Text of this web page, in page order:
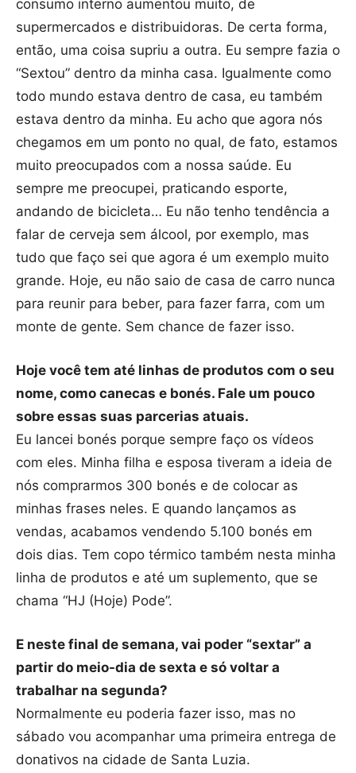
consumo interno aumentou muito, de
supermercados e distribuidoras. De certa forma,
então, uma coisa supriu a outra. Eu sempre fazia o
“Sextou” dentro da minha casa. Igualmente como
todo mundo estava dentro de casa, eu também
estava dentro da minha. Eu acho que agora nós
chegamos em um ponto no qual, de fato, estamos
muito preocupados com a nossa saúde. Eu
sempre me preocupei, praticando esporte,
andando de bicicleta… Eu não tenho tendência a
falar de cerveja sem álcool, por exemplo, mas
tudo que faço sei que agora é um exemplo muito
grande. Hoje, eu não saio de casa de carro nunca
para reunir para beber, para fazer farra, com um
monte de gente. Sem chance de fazer isso.
Hoje você tem até linhas de produtos com o seu
nome, como canecas e bonés. Fale um pouco
sobre essas suas parcerias atuais.
Eu lancei bonés porque sempre faço os vídeos
com eles. Minha filha e esposa tiveram a ideia de
nós comprarmos 300 bonés e de colocar as
minhas frases neles. E quando lançamos as
vendas, acabamos vendendo 5.100 bonés em
dois dias. Tem copo térmico também nesta minha
linha de produtos e até um suplemento, que se
chama “HJ (Hoje) Pode”.
E neste final de semana, vai poder “sextar” a
partir do meio-dia de sexta e só voltar a
trabalhar na segunda?
Normalmente eu poderia fazer isso, mas no
sábado vou acompanhar uma primeira entrega de
donativos na cidade de Santa Luzia.